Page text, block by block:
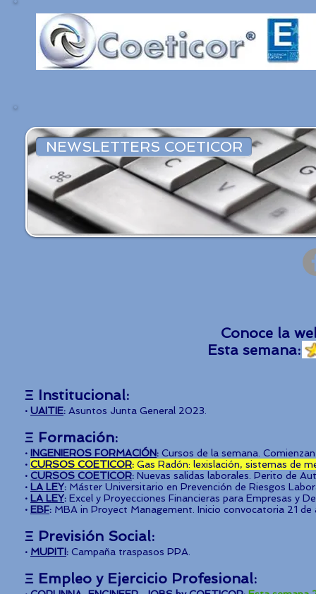
NEWSLETTERS COETICOR
Conoce la
Esta
Ξ Institucional:
· UAITIE: Asuntos Junta General 2023.
Ξ Formación:
· INGENIEROS FORMACIÓN: Cursos de la semana.
· CURSOS COETICOR: Gas Radón: lexislación, sistemas de
· CURSOS COETICOR: Nuevas salidas laborales. Perito de
· LA LEY: Máster Universitario en Prevención de Riesgos
· LA LEY: Excel y Proyecciones Financieras para Empresas y
· EBF: MBA in Proyect Management. Inicio convocatoria 21 de
Ξ Previsión Social:
· MUPITI: Campaña traspasos PPA.
Ξ Empleo y Ejercicio Profesional: